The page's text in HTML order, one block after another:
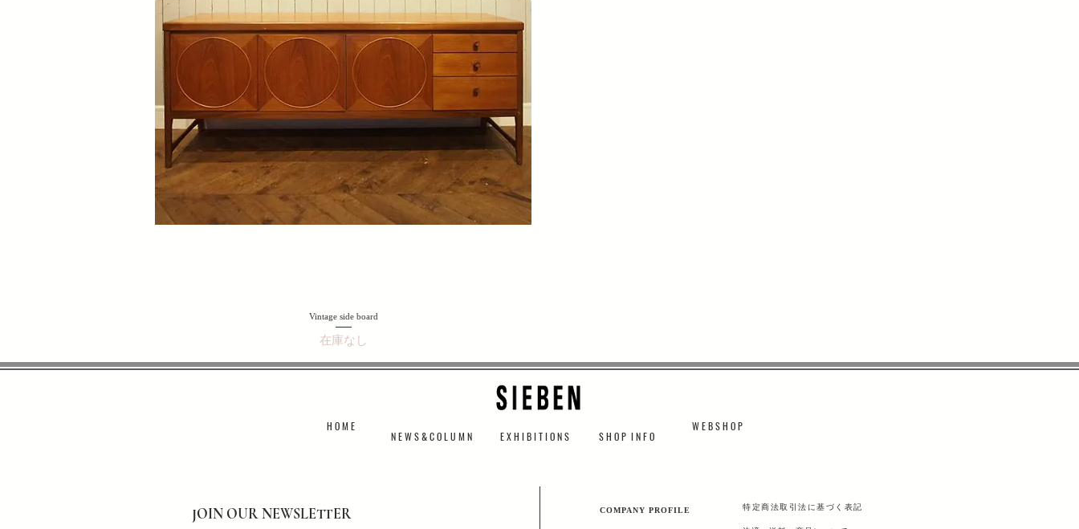
Vintage side board
在庫なし
H O M E
N E W S & C O L U M N ​E X H I B I T I O N S S H O P I N F O
W E B S H O P
JOIN OUR NEWSLETTER ​COMPANY PROFILE 特定商法取引法に基づく表記